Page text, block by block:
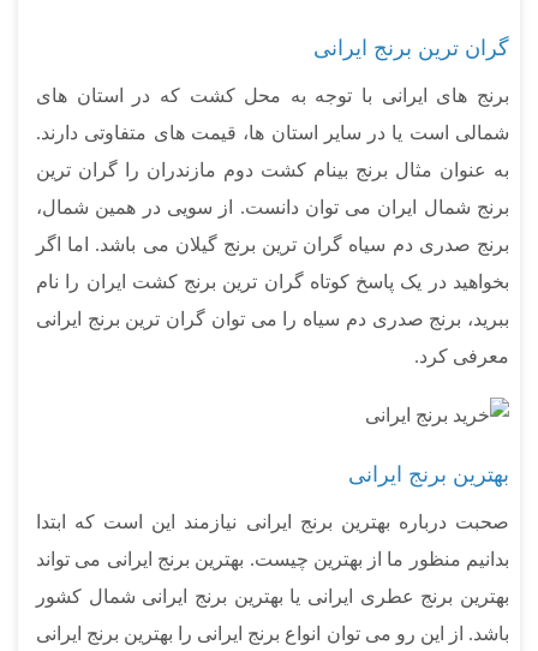
گران ترین برنج ایرانی
برنج های ایرانی با توجه به محل کشت که در استان های
شمالی است یا در سایر استان ها، قیمت های متفاوتی دارند.
به عنوان مثال برنج بینام کشت دوم مازندران را گران ترین
برنج شمال ایران می توان دانست. از سویی در همین شمال،
برنج صدری دم سیاه گران ترین برنج گیلان می باشد. اما اگر
بخواهید در یک پاسخ کوتاه گران ترین برنج کشت ایران را نام
ببرید، برنج صدری دم سیاه را می توان گران ترین برنج ایرانی
معرفی کرد.
بهترین برنج ایرانی
صحبت درباره بهترین برنج ایرانی نیازمند این است که ابتدا
بدانیم منظور ما از بهترین چیست. بهترین برنج ایرانی می تواند
بهترین برنج عطری ایرانی یا بهترین برنج ایرانی شمال کشور
باشد. از این رو می توان انواع برنج ایرانی را بهترین برنج ایرانی